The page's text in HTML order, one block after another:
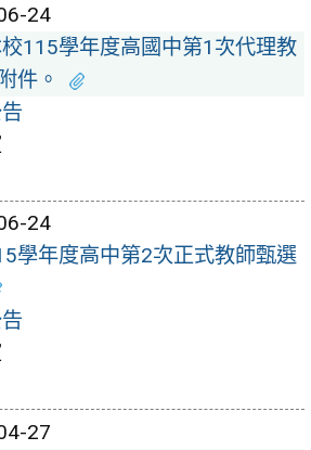
24
115學年度高國中第1次代理教
件。
24
學年度高中第2次正式教師甄選
27